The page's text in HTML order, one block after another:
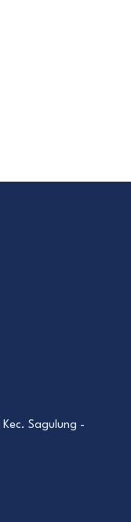
Sagulung -